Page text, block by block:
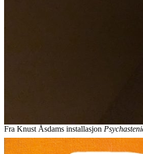
Fra Knust Åsdams installasjon